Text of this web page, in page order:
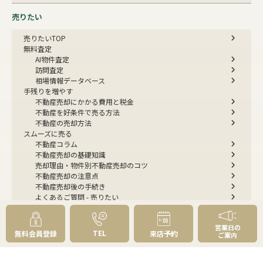
売りたい
売りたいTOP
無料査定
AI物件査定
訪問査定
相場情報データベース
手残りを増やす
不動産売却にかかる費用と税金
不動産を好条件で売る方法
不動産の売却方法
スムーズに売る
不動産コラム
不動産売却の基礎知識
売却理由・物件別不動産売却のコツ
不動産売却の注意点
不動産売却後の手続き
よくあるご質問 - 売りたい
スピード売却
不動産買取という売却方法
不動産のご売却お任せください
弊社が選ばれる理由
売却成功ストーリー40選
無料会員登録 TEL 来店予約
営業日の
ご案内